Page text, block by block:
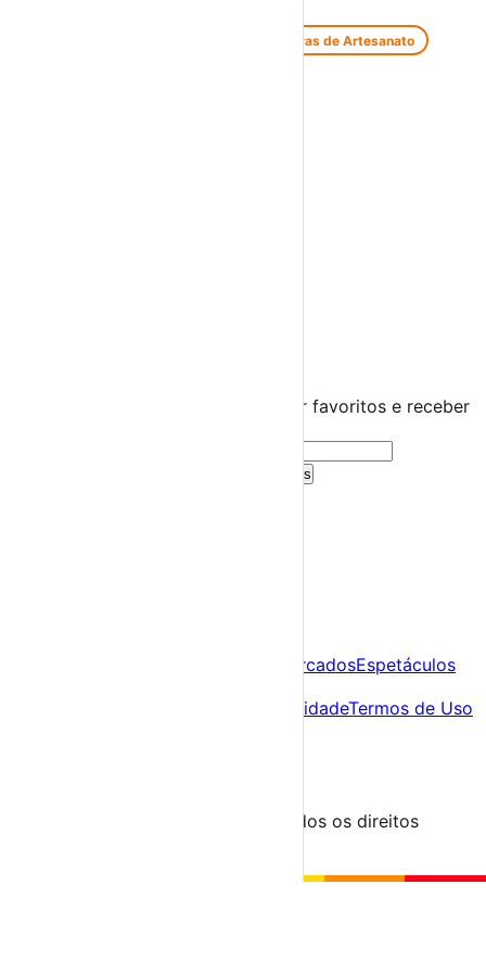
Feiras de Artesanato
Cria uma conta gratuita para guardar favoritos e receber
Criar Conta Grátis
Feiras e MercadosEspetáculos
Política de PrivacidadeTermos de Uso
© 2023-2026 aondevamos.pt — Todos os direitos